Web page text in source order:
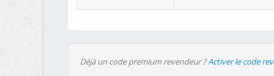
Déjà un code premium revendeur ?Activer le code